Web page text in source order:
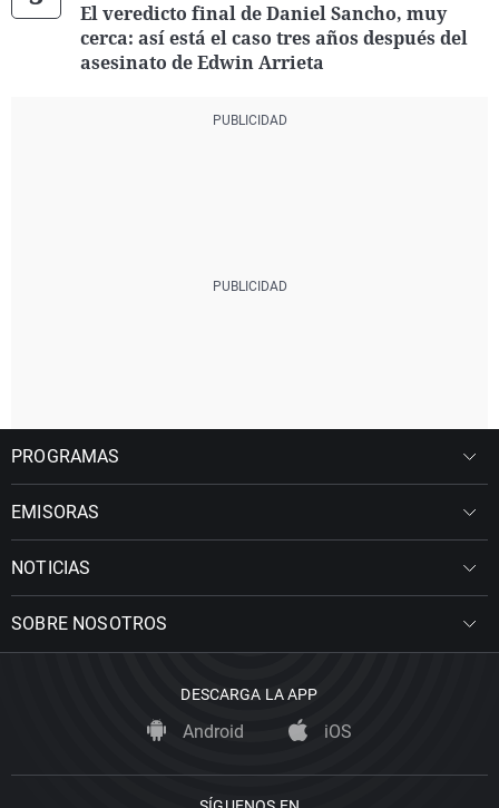
El veredicto final de Daniel Sancho, muy
cerca: así está el caso tres años después del
asesinato de Edwin Arrieta
PROGRAMAS
EMISORAS
NOTICIAS
SOBRE NOSOTROS
DESCARGA LA APP
Android iOS